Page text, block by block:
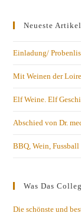
Neueste
Einladung/
Mit Weinen der
Elf Weine. Elf
Abschied von Dr.
BBQ, Wein, Fussball
Was Das
Die schönste und